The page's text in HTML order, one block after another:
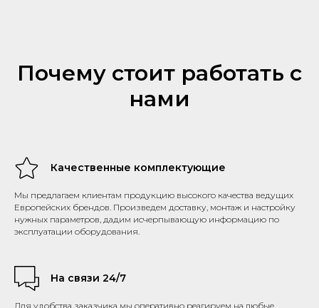
Почему стоит работать с
нами
Качественные комплектующие
Мы предлагаем клиентам продукцию высокого качества ведущих
Европейских брендов. Произведем доставку, монтаж и настройку
нужных параметров, дадим исчерпывающую информацию по
эксплуатации оборудования.
На связи 24/7
Для удобства заказчика мы оперативно реагируем на любые